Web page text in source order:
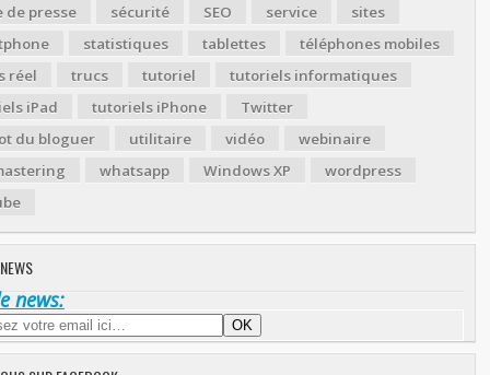
de presse
sécurité SEO service
sites
statistiques tablettes
téléphones mobiles
réel
trucs tutoriel
tutoriels informatiques
iPad
tutoriels iPhone
Twitter
du bloguer
utilitaire vidéo
webinaire
whatsapp Windows XP
wordpress
news: